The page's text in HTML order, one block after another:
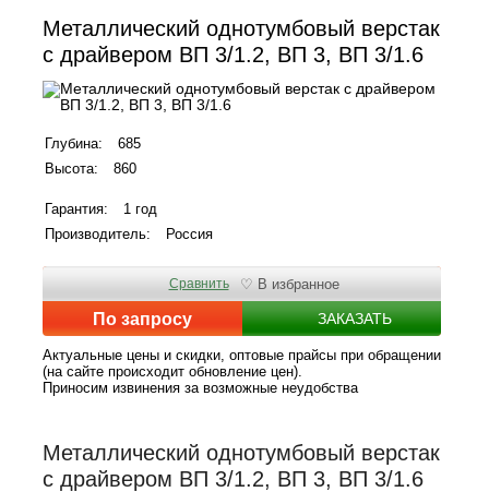
Металлический однотумбовый верстак
с драйвером ВП 3/1.2, ВП 3, ВП 3/1.6
Глубина:
685
Высота:
860
Гарантия:
1 год
Производитель:
Россия
По запросу ЗАКАЗАТЬ
Сравнить ♡ В избранное
Актуальные цены и скидки, оптовые прайсы при обращении
(на сайте происходит обновление цен).
Приносим извинения за возможные неудобства
Металлический однотумбовый верстак
с драйвером ВП 3/1.2, ВП 3, ВП 3/1.6